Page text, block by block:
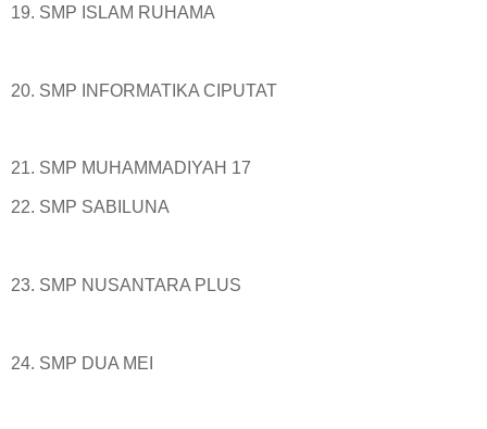
19. SMP ISLAM RUHAMA
20. SMP INFORMATIKA CIPUTAT
21. SMP MUHAMMADIYAH 17
22. SMP SABILUNA
23. SMP NUSANTARA PLUS
24. SMP DUA MEI